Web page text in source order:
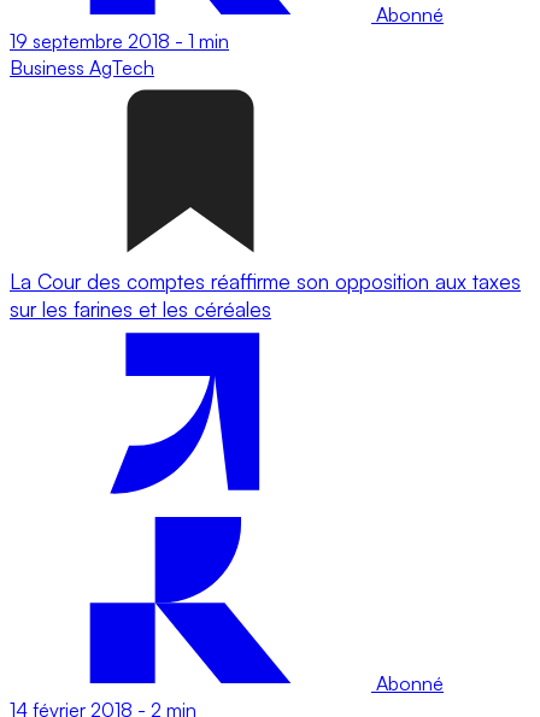
Abonné
19 septembre 2018 - 1 min
Business AgTech
La Cour des comptes réaffirme son opposition aux taxes
sur les farines et les céréales
Abonné
14 février 2018 - 2 min